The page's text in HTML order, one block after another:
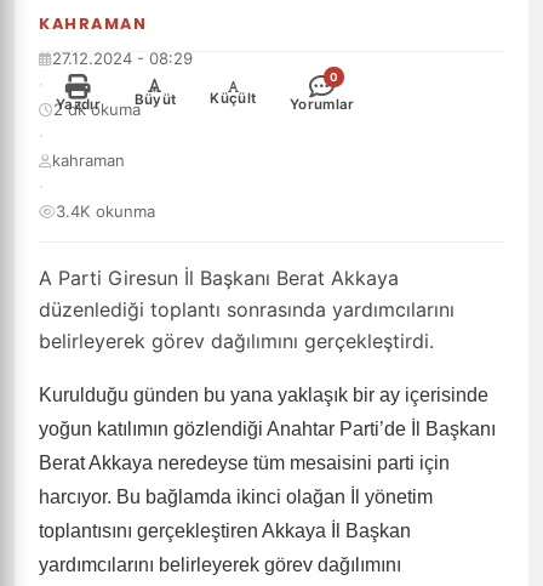
KAHRAMAN
A Parti Giresun İl Başkanı Berat Akkaya
düzenlediği toplantı sonrasında yardımcılarını
belirleyerek görev dağılımını gerçekleştirdi.
27.12.2024 - 08:29
·
2 dk okuma
·
kahraman
·
3.4K okunma
Yazdır
+
Büyüt
-
Küçült
0
Yorumlar
Kurulduğu günden bu yana yaklaşık bir ay içerisinde
yoğun katılımın gözlendiği Anahtar Parti’de İl Başkanı
Berat Akkaya neredeyse tüm mesaisini parti için
harcıyor. Bu bağlamda ikinci olağan İl yönetim
toplantısını gerçekleştiren Akkaya İl Başkan
yardımcılarını belirleyerek görev dağılımını